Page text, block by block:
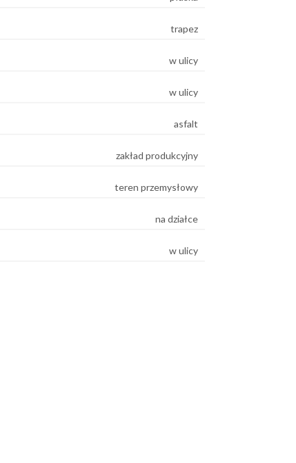
trapez
w ulicy
w ulicy
asfalt
zakład produkcyjny
teren przemysłowy
na działce
w ulicy